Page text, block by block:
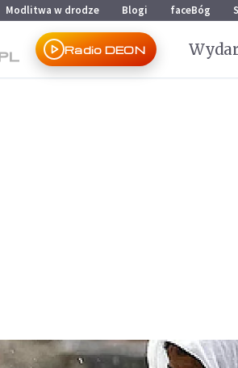
Modlitwa w drodze Blogi faceBóg
Radio DEON